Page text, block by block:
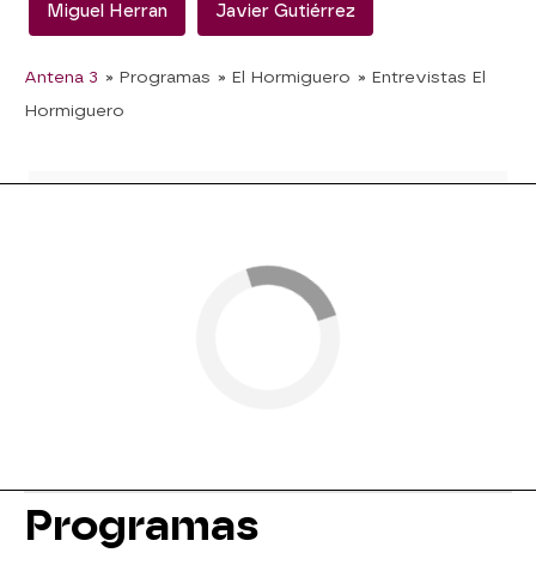
Miguel Herran Javier Gutiérrez
Antena 3 » Programas » El Hormiguero » Entrevistas El
Hormiguero
Programas